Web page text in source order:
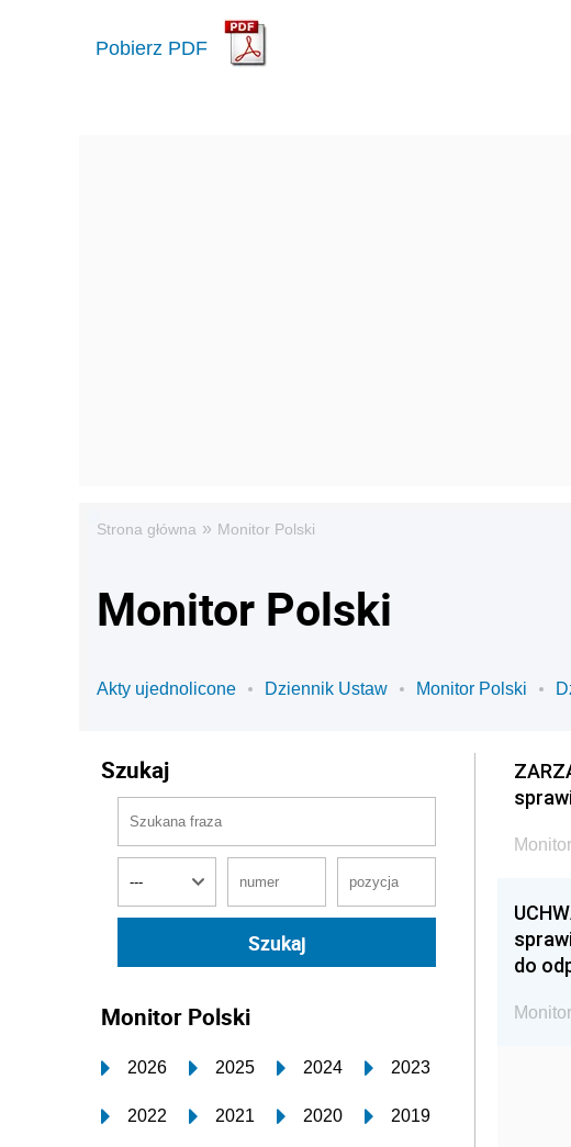
Pobierz PDF
Strona główna » Monitor Polski
Monitor Polski
Akty ujednolicone Dziennik Ustaw Monitor Polski
Szukaj
Monitor Polski
2026 2025 2024 2023
2022 2021 2020 2019
do